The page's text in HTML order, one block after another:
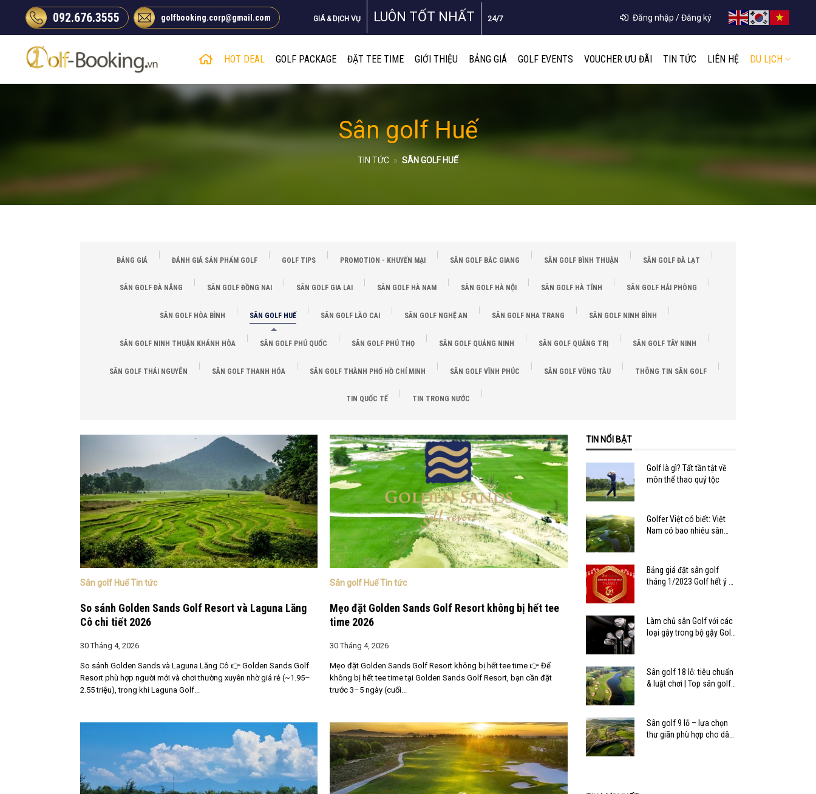
Chuyển
nội
092.676.3555 golfbooking.corp@gmail.com GIÁ & DỊCH VỤ LUÔN TỐT NHẤT 24/7 Đăng nhập / Đăng ký
HOT DEAL GOLF PACKAGE ĐẶT TEE TIME GIỚI THIỆU BẢNG GIÁ GOLF EVENTS VOUCHER ƯU ĐÃI TIN TỨC LIÊN HỆ DU LỊCH
Sân golf Huế
TIN TỨC » SÂN GOLF HUẾ
BẢNG GIÁ ĐÁNH GIÁ SẢN PHẨM GOLF GOLF TIPS PROMOTION - KHUYẾN MẠI SÂN GOLF BẮC GIANG SÂN GOLF BÌNH THUẬN SÂN GOLF ĐÀ LẠT
SÂN GOLF ĐÀ NẴNG SÂN GOLF ĐỒNG NAI SÂN GOLF GIA LAI SÂN GOLF HÀ NAM SÂN GOLF HÀ NỘI SÂN GOLF HÀ TĨNH SÂN GOLF HẢI PHÒNG
SÂN GOLF HÒA BÌNH SÂN GOLF HUẾ SÂN GOLF LÀO CAI SÂN GOLF NGHỆ AN SÂN GOLF NHA TRANG SÂN GOLF NINH BÌNH
SÂN GOLF NINH THUẬN KHÁNH HÒA SÂN GOLF PHÚ QUỐC SÂN GOLF PHÚ THỌ SÂN GOLF QUẢNG NINH SÂN GOLF QUẢNG TRỊ SÂN GOLF TÂY NINH
SÂN GOLF THÁI NGUYÊN SÂN GOLF THANH HÓA SÂN GOLF THÀNH PHỐ HỒ CHÍ MINH SÂN GOLF VĨNH PHÚC SÂN GOLF VŨNG TÀU THÔNG TIN SÂN GOLF
TIN QUỐC TẾ TIN TRONG NƯỚC
Sân golf Huế Tin tức
So sánh Golden Sands Golf Resort và Laguna Lăng
Cô chi tiết 2026
30 Tháng 4, 2026
So sánh Golden Sands và Laguna Lăng Cô 👉 Golden Sands Golf
Resort phù hợp người mới và chơi thường xuyên nhờ giá rẻ (~1.95–
2.55 triệu), trong khi Laguna Golf...
Sân golf Huế Tin tức
Mẹo đặt Golden Sands Golf Resort không bị hết tee
time 2026
30 Tháng 4, 2026
Mẹo đặt Golden Sands Golf Resort không bị hết tee time 👉 Để
không bị hết tee time tại Golden Sands Golf Resort, bạn cần đặt
trước 3–5 ngày (cuối...
TIN NỔI BẬT
Golf là gì? Tất tần tật về
môn thể thao quý tộc
Golfer Việt có biết: Việt
Nam có bao nhiêu sân
Bảng giá đặt sân golf
tháng 1/2023 Golf hết ý –
Làm chủ sân Golf với các
loại gậy trong bộ gậy Golf
Sân golf 18 lỗ: tiêu chuẩn
& luật chơi | Top sân golf
Sân golf 9 lỗ – lựa chọn
thư giãn phù hợp cho dân